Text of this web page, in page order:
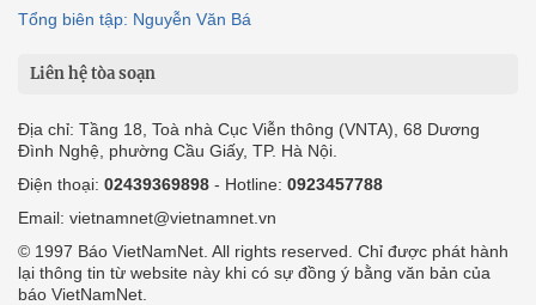
Tổng biên tập: Nguyễn Văn Bá
Liên hệ tòa soạn
Địa chỉ: Tầng 18, Toà nhà Cục Viễn thông (VNTA), 68 Dương
Đình Nghệ, phường Cầu Giấy, TP. Hà Nội.
Điện thoại: 02439369898 - Hotline: 0923457788
Email: vietnamnet@vietnamnet.vn
© 1997 Báo VietNamNet. All rights reserved. Chỉ được phát hành
lại thông tin từ website này khi có sự đồng ý bằng văn bản của
báo VietNamNet.